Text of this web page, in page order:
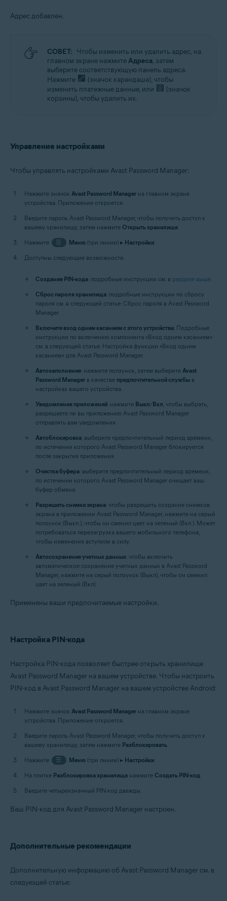
Адрес добавлен.
СОВЕТ: Чтобы изменить или удалить адрес, на
главном экране нажмитеАдреса, затем
выберите соответствующую панель адреса.
Нажмите
(значок карандаша), чтобы
изменить платежные данные, или
(значок
корзины), чтобы удалить их.
Управление настройками
Чтобы управлять настройками Avast Password Manager:
Нажмите значок Avast Password Manager на главном экране
устройства. Приложение откроется.
Введите пароль Avast Password Manager, чтобы получить доступ к
вашему хранилищу, затем нажмите Открыть хранилище.
Нажмите
☰ Меню(три линии) ▸ Настройки.
Доступны следующие возможности.
Создание PIN-кода: подробные инструкции см. в разделе выше.
Сброс пароля хранилища: подробные инструкции по сбросу
пароля см. в следующей статье: Сброс пароля в Avast Password
Manager.
Включите вход одним касанием с этого устройства: Подробные
инструкции по включению компонента «Вход одним касанием»
см. в следующей статье: Настройка функции «Вход одним
касанием» для Avast Password Manager.
Автозаполнение: нажмите ползунок, затем выберите Avast
Password Manager в качестве предпочтительной службы в
настройках вашего устройства.
Уведомления приложений: нажмите Выкл/Вкл, чтобы выбрать,
разрешаете ли вы приложению Avast Password Manager
отправлять вам уведомления.
Автоблокировка: выберите предпочтительный период времени,
по истечении которого Avast Password Manager блокируется
после закрытия приложения.
Очистка буфера: выберите предпочтительный период времени,
по истечении которого Avast Password Manager очищает ваш
буфер обмена.
Разрешить снимки экрана: чтобы разрешить создание снимков
экрана в приложении Avast Password Manager, нажмите на серый
ползунок (Выкл.), чтобы он сменил цвет на зеленый (Вкл.). Может
потребоваться перезагрузка вашего мобильного телефона,
чтобы изменения вступили в силу.
Автосохранение учетных данных: чтобы включить
автоматическое сохранение учетных данных в Avast Password
Manager, нажмите на серый ползунок (Выкл), чтобы он сменил
цвет на зеленый (Вкл).
Применены ваши предпочитаемые настройки.
Настройка PIN-кода
Настройка PIN-кода позволяет быстрее открыть хранилище
Avast Password Manager на вашем устройстве. Чтобы настроить
PIN-код в Avast Password Manager на вашем устройстве Android:
Нажмите значок Avast Password Manager на главном экране
устройства. Приложение откроется.
Введите пароль Avast Password Manager, чтобы получить доступ к
вашему хранилищу, затем нажмите Разблокировать.
Нажмите
☰ Меню(три линии) ▸ Настройки.
На плитке Разблокировка хранилища нажмите Создать PIN-код.
Введите четырехзначный PIN-код дважды.
Ваш PIN-код для Avast Password Manager настроен.
Дополнительные рекомендации
Дополнительную информацию об Avast Password Manager см. в
следующей статье: